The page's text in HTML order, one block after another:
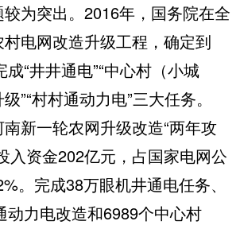
为突出。2016年，国务院在全
电网改造升级工程，确定到
“井井通电”“中心村（小城
”“村村通动力电”三大任务。
一轮农网升级改造“两年攻
入资金202亿元，占国家电网公
。完成38万眼机井通电任务、
动力电改造和6989个中心村